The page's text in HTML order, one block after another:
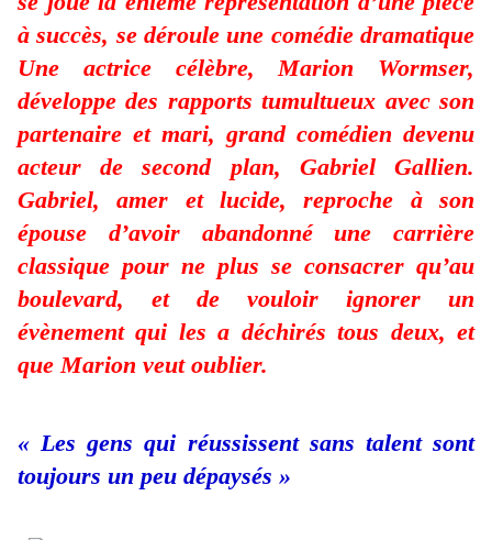
à succès, se déroule une comédie dramatique
Une actrice célèbre, Marion Wormser,
développe des rapports tumultueux avec son
partenaire et mari, grand comédien devenu
acteur de second plan, Gabriel Gallien.
Gabriel, amer et lucide, reproche à son
épouse d’avoir abandonné une carrière
classique pour ne plus se consacrer qu’au
boulevard, et de vouloir ignorer un
évènement qui les a déchirés tous deux, et
que Marion veut oublier.
« Les gens qui réussissent sans talent sont
toujours un peu dépaysés »